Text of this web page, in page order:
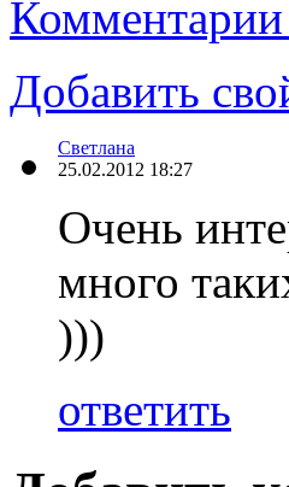
Добавить
Светлана
25.02.2012 18:27
Очень
много
)))
ответить